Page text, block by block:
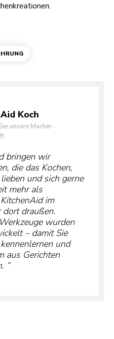
Koch
unsere Macher-
bringen wir
die das Kochen,
und sich gerne
mehr als
im
dort draußen.
wurden
– damit Sie
und
aus Gerichten